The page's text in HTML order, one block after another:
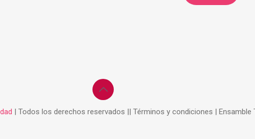
| Todos los derechos reservados || Términos y condiciones | Ensamble